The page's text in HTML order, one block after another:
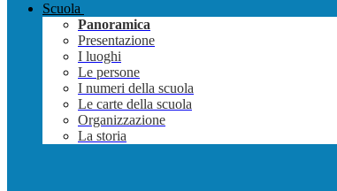
Scuola
Panoramica
Presentazione
I luoghi
Le persone
I numeri della scuola
Le carte della scuola
Organizzazione
La storia